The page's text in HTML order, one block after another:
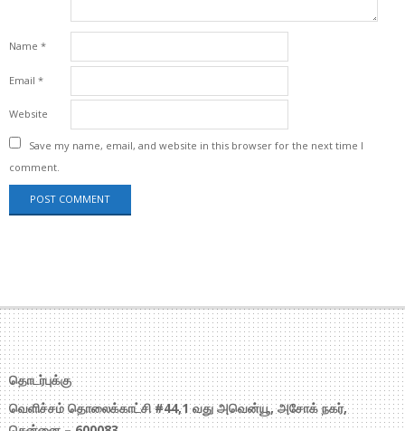
Name *
Email *
Website
Save my name, email, and website in this browser for the next time I
comment.
தொடர்புக்கு
வெளிச்சம் தொலைக்காட்சி #44,1 வது அவென்யூ, அசோக் நகர்,